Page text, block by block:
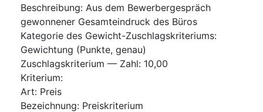
Beschreibung: Aus dem Bewerbergespräch
gewonnener Gesamteindruck des Büros
Kategorie des Gewicht-Zuschlagskriteriums:
Gewichtung (Punkte, genau)
Zuschlagskriterium — Zahl: 10,00
Kriterium:
Art: Preis
Bezeichnung: Preiskriterium